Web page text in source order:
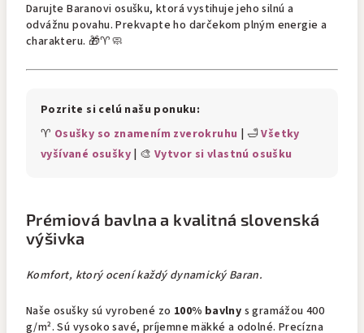
Darujte Baranovi osušku, ktorá vystihuje jeho silnú a
odvážnu povahu. Prekvapte ho darčekom plným energie a
charakteru. 🎁♈🧼
Pozrite si celú našu ponuku:
♈ Osušky so znamením zverokruhu | 🛁Všetky
vyšívané osušky | 🎨Vytvor si vlastnú osušku
Prémiová bavlna a kvalitná slovenská
výšivka
Komfort, ktorý ocení každý dynamický Baran.
Naše osušky sú vyrobené zo 100% bavlny s gramážou 400
g/m². Sú vysoko savé, príjemne mäkké a odolné. Precízna